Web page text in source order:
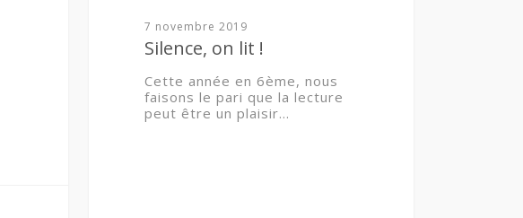
7 novembre 2019
Silence, on lit !
Cette année en 6ème, nous
faisons le pari que la lecture
peut être un plaisir…